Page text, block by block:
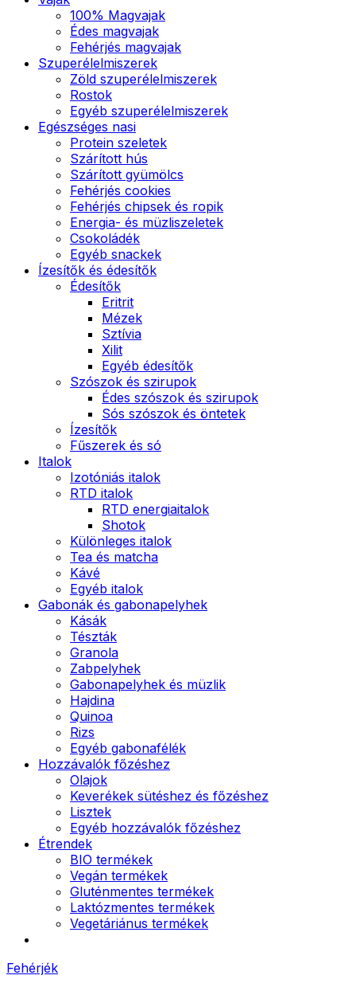
100% Magvajak
Édes magvajak
Fehérjés magvajak
Szuperélelmiszerek
Zöld szuperélelmiszerek
Rostok
Egyéb szuperélelmiszerek
Egészséges nasi
Protein szeletek
Szárított hús
Szárított gyümölcs
Fehérjés cookies
Fehérjés chipsek és ropik
Energia- és müzliszeletek
Csokoládék
Egyéb snackek
Ízesítők és édesítők
Édesítők
Eritrit
Mézek
Sztívia
Xilit
Egyéb édesítők
Szószok és szirupok
Édes szószok és szirupok
Sós szószok és öntetek
Ízesítők
Fűszerek és só
Italok
Izotóniás italok
RTD italok
RTD energiaitalok
Shotok
Különleges italok
Tea és matcha
Kávé
Egyéb italok
Gabonák és gabonapelyhek
Kásák
Tészták
Granola
Zabpelyhek
Gabonapelyhek és müzlik
Hajdina
Quinoa
Rizs
Egyéb gabonafélék
Hozzávalók főzéshez
Olajok
Keverékek sütéshez és főzéshez
Lisztek
Egyéb hozzávalók főzéshez
Étrendek
BIO termékek
Vegán termékek
Gluténmentes termékek
Laktózmentes termékek
Vegetáriánus termékek
Fehérjék